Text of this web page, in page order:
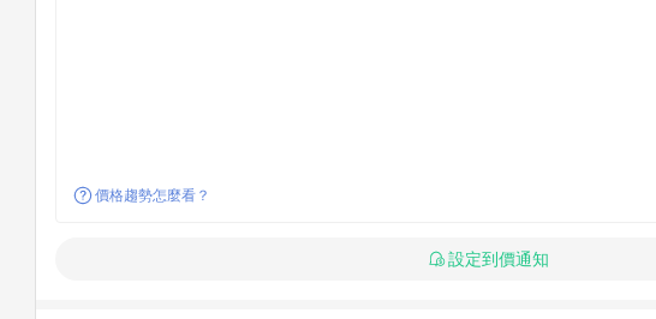
價格趨勢怎麼看？
設定到價通知